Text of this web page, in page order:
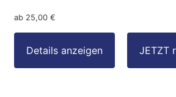
ab 25,00 €